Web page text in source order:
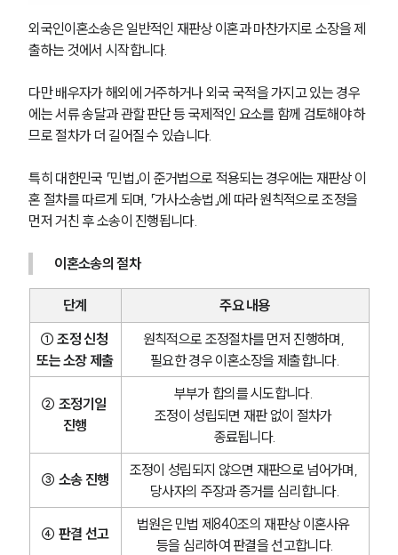
외국인이혼소송은 일반적인 재판상 이혼과 마찬가지로 소장을 제
출하는 것에서 시작합니다.
다만 배우자가 해외에 거주하거나 외국 국적을 가지고 있는 경우
에는 서류 송달과 관할 판단 등 국제적인 요소를 함께 검토해야 하
므로 절차가 더 길어질 수 있습니다.
특히 대한민국 「민법」이 준거법으로 적용되는 경우에는 재판상 이
혼 절차를 따르게 되며, 「가사소송법」에 따라 원칙적으로 조정을
먼저 거친 후 소송이 진행됩니다.
이혼소송의 절차
단계
주요 내용
① 조정 신청
또는 소장 제출
원칙적으로 조정절차를 먼저 진행하며,
필요한 경우 이혼소장을 제출합니다.
② 조정기일
진행
부부가 합의를 시도합니다.
조정이 성립되면 재판 없이 절차가
종료됩니다.
③ 소송 진행
조정이 성립되지 않으면 재판으로 넘어가며,
당사자의 주장과 증거를 심리합니다.
④ 판결 선고
법원은 민법 제840조의 재판상 이혼사유
등을 심리하여 판결을 선고합니다.